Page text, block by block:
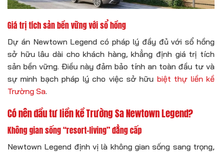
Giá trị tích sản bền vững với sổ hồng
Dự án Newtown Legend có pháp lý đầy đủ với sổ hồng
sở hữu lâu dài cho khách hàng, khẳng định giá trị tích
sản bền vững. Điều này đảm bảo tính an toàn đầu tư và
sự minh bạch pháp lý cho việc sở hữu biệt thự liền kề
Trường Sa.
Có nên đầu tư liền kề Trường Sa Newtown Legend?
Không gian sống “resort-living” đẳng cấp
Newtown Legend định vị là không gian sống sang trọng,